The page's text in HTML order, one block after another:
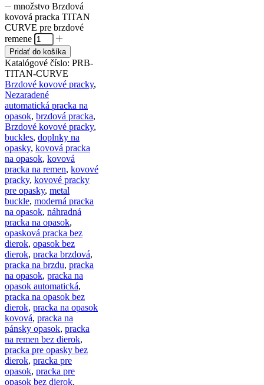
množstvo Brzdová
kovová pracka TITAN
CURVE pre brzdové
remene
Pridať do košíka
Katalógové číslo: PRB-
TITAN-CURVE
Brzdové kovové pracky,
Nezaradené
automatická pracka na
opasok, brzdová pracka,
Brzdové kovové pracky,
buckles, doplnky na
opasky, kovová pracka
na opasok, kovová
pracka na remen, kovové
pracky, kovové pracky
pre opasky, metal
buckle, moderná pracka
na opasok, náhradná
pracka na opasok,
opasková pracka bez
dierok, opasok bez
dierok, pracka brzdová,
pracka na brzdu, pracka
na opasok, pracka na
opasok automatická,
pracka na opasok bez
dierok, pracka na opasok
kovová, pracka na
pánsky opasok, pracka
na remen bez dierok,
pracka pre opasky bez
dierok, pracka pre
opasok, pracka pre
opasok bez dierok,